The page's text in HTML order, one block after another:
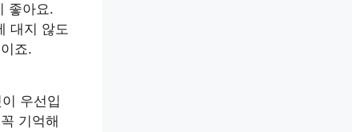
좋아요.
대지 않도
죠.
우선입
기억해